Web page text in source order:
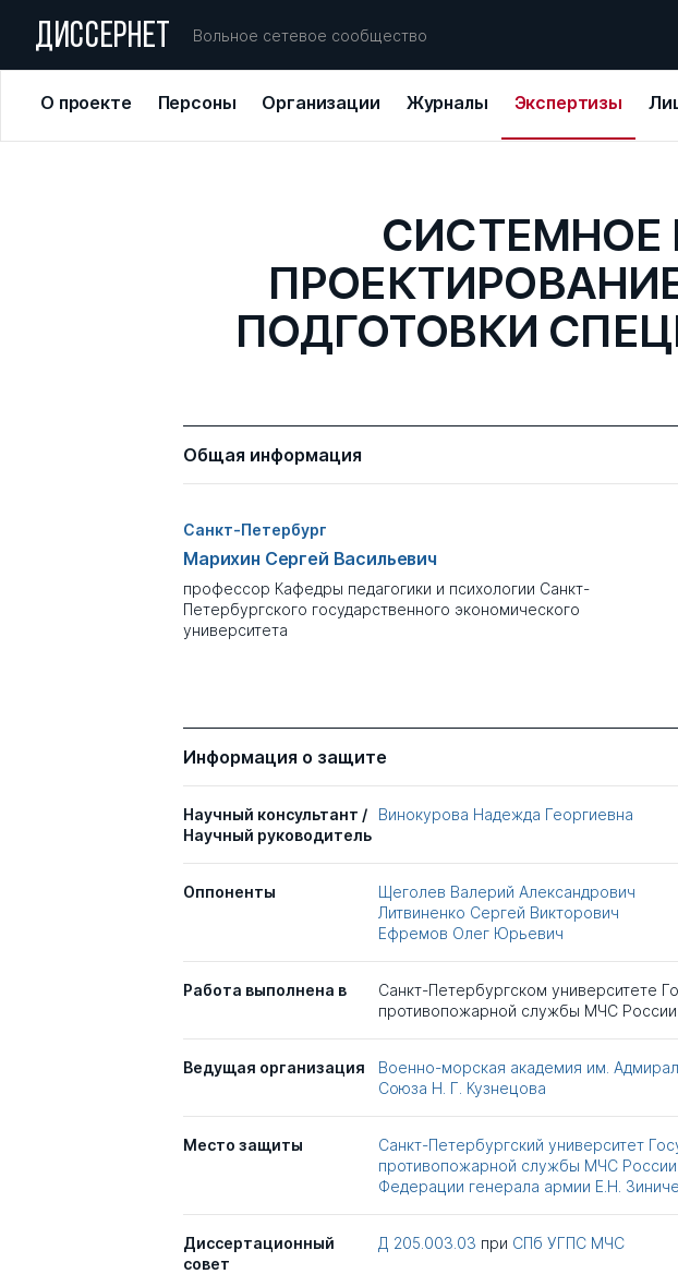
ДИССЕРНЕТ Вольное сетевое сообщество
О проекте Персоны Организации Журналы Экспертизы
СИСТЕМНОЕ
ПОДГОТОВКИ
Общая информация
Санкт-Петербург
Марихин Сергей Васильевич
профессор Кафедры педагогики и психологии Санкт-
Петербургского государственного экономического
университета
Информация о защите
Научный консультант /
Научный руководитель
Винокурова Надежда Георгиевна
Оппоненты
Щеголев Валерий Александрович
Литвиненко Сергей Викторович
Ефремов Олег Юрьевич
Работа выполнена в
Санкт-Петербургском университете
противопожарной службы МЧС России
Ведущая организация
Военно-морская академия им.
Союза Н. Г. Кузнецова
Место защиты
Санкт-Петербургский университет
противопожарной службы МЧС
Федерации генерала армии Е.Н.
Диссертационный
совет
Д 205.003.03 при СПб УГПС МЧС